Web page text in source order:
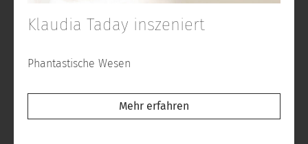
Klaudia Taday inszeniert
Phantastische Wesen
Mehr erfahren